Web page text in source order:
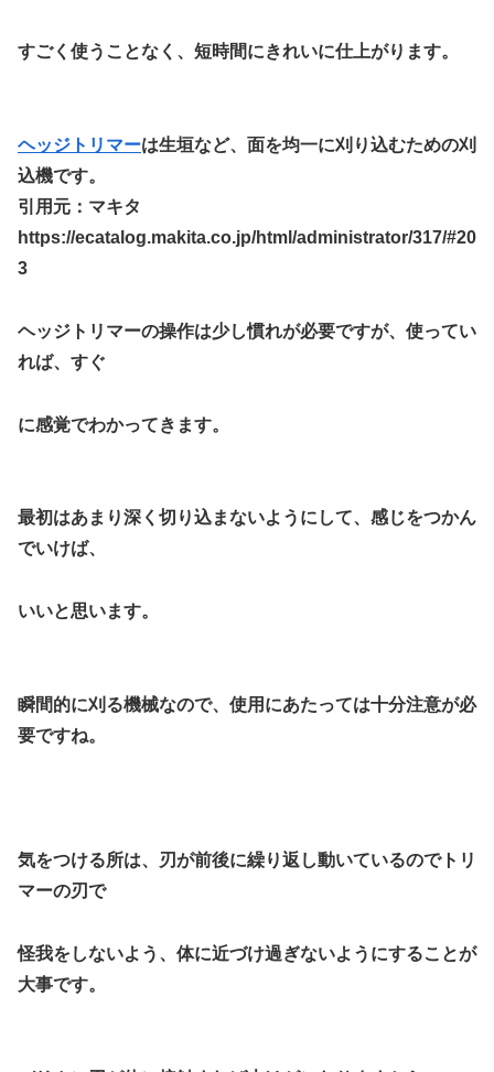
すごく使うことなく、短時間にきれいに仕上がります。
ヘッジトリマーは生垣など、面を均一に刈り込むための刈
込機です。
引用元：マキタ
https://ecatalog.makita.co.jp/html/administrator/317/#20
3
ヘッジトリマーの操作は少し慣れが必要ですが、使ってい
れば、すぐ
に感覚でわかってきます。
最初はあまり深く切り込まないようにして、感じをつかん
でいけば、
いいと思います。
瞬間的に刈る機械なので、使用にあたっては十分注意が必
要ですね。
気をつける所は、刃が前後に繰り返し動いているのでトリ
マーの刃で
怪我をしないよう、体に近づけ過ぎないようにすることが
大事です。